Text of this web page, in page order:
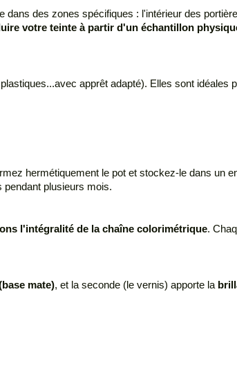
des zones spécifiques : l'intérieur des
votre teinte à partir d'un échantillon
apprêt adapté). Elles sont idéales
hermétiquement le pot et stockez-le dans un
pendant plusieurs mois.
l'intégralité de la chaîne colorimétrique.
mate), et la seconde (le vernis) apporte la